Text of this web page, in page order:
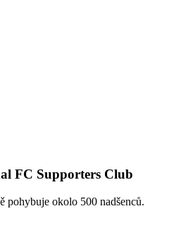
FC Supporters Club
pohybuje okolo 500 nadšenců.